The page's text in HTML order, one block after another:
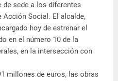
sede a los diferentes
Acción Social. El alcalde,
hoy de estrenar el
en el número 10 de la
en la intersección con
millones de euros, las obras